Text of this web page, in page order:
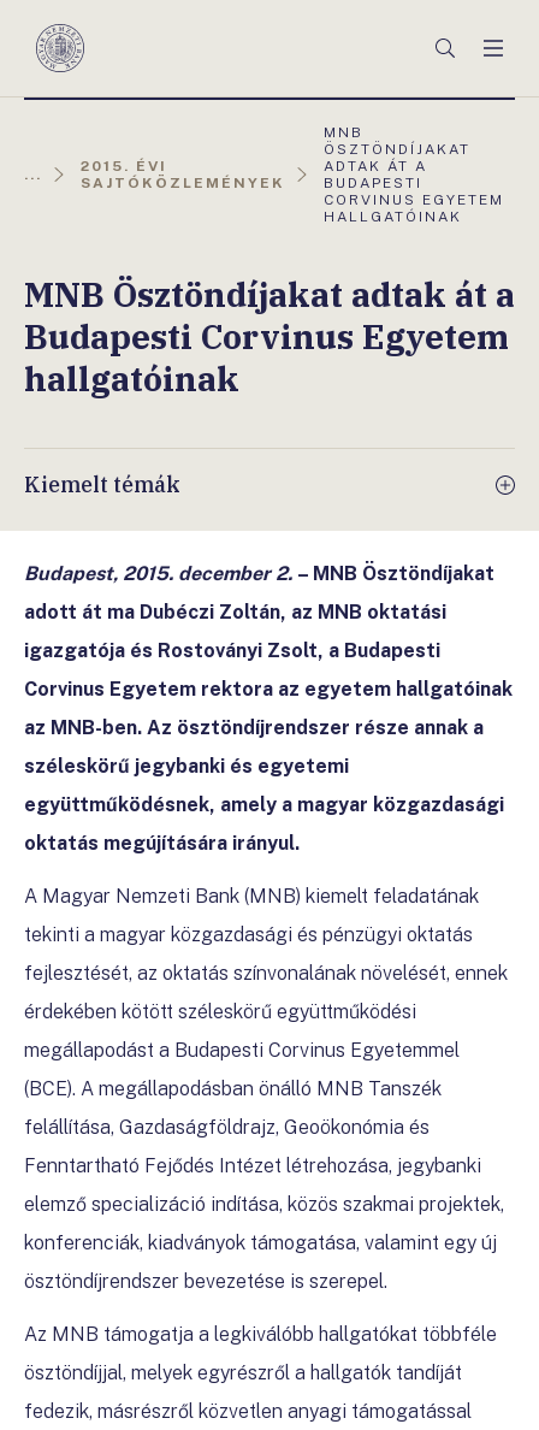
Magyar
Keresés
...
2015. ÉVI
SAJTÓKÖZLEMÉNYEK
AKTUÁLIS
OLDAL:
MNB
ÖSZTÖNDÍJAKAT
ADTAK ÁT A
BUDAPESTI
CORVINUS EGYETEM
HALLGATÓINAK
MNB Ösztöndíjakat adtak át a
Budapesti Corvinus Egyetem
hallgatóinak
Kiemelt témák
Budapest, 2015. december 2. – MNB Ösztöndíjakat
adott át ma Dubéczi Zoltán, az MNB oktatási
igazgatója és Rostoványi Zsolt, a Budapesti
Corvinus Egyetem rektora az egyetem hallgatóinak
az MNB-ben. Az ösztöndíjrendszer része annak a
széleskörű jegybanki és egyetemi
együttműködésnek, amely a magyar közgazdasági
oktatás megújítására irányul.
A Magyar Nemzeti Bank (MNB) kiemelt feladatának
tekinti a magyar közgazdasági és pénzügyi oktatás
fejlesztését, az oktatás színvonalának növelését, ennek
érdekében kötött széleskörű együttműködési
megállapodást a Budapesti Corvinus Egyetemmel
(BCE). A megállapodásban önálló MNB Tanszék
felállítása, Gazdaságföldrajz, Geoökonómia és
Fenntartható Fejődés Intézet létrehozása, jegybanki
elemző specializáció indítása, közös szakmai projektek,
konferenciák, kiadványok támogatása, valamint egy új
ösztöndíjrendszer bevezetése is szerepel.
Az MNB támogatja a legkiválóbb hallgatókat többféle
ösztöndíjjal, melyek egyrészről a hallgatók tandíját
fedezik, másrészről közvetlen anyagi támogatással